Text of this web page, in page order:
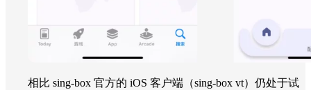
相比 sing-box 官方的 iOS 客户端（sing-box vt）仍处于试